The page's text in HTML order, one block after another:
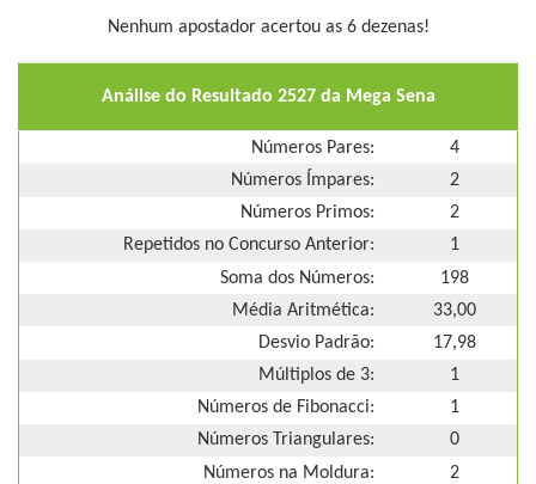
Nenhum apostador acertou as 6 dezenas!
Análise do Resultado 2527 da Mega Sena
Números Pares:
4
Números Ímpares:
2
Números Primos:
2
Repetidos no Concurso Anterior:
1
Soma dos Números:
198
Média Aritmética:
33,00
Desvio Padrão:
17,98
Múltiplos de 3:
1
Números de Fibonacci:
1
Números Triangulares:
0
Números na Moldura:
2